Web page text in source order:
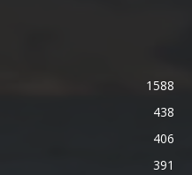
1588
438
406
391